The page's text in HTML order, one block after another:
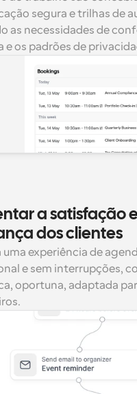
segura e trilhas de
as necessidades de
e os padrões de
a satisfação
dos clientes
uma experiência de
e sem interrupções,
oportuna, adaptada